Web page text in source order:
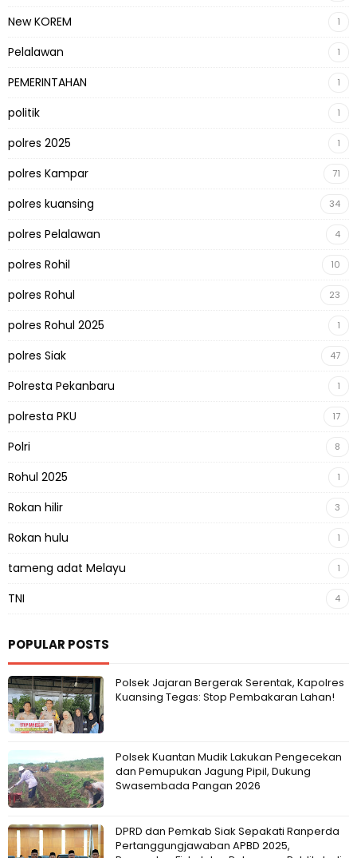
New KOREM 1
Pelalawan 1
PEMERINTAHAN 1
politik 1
polres 2025 1
polres Kampar 71
polres kuansing 34
polres Pelalawan 4
polres Rohil 10
polres Rohul 23
polres Rohul 2025 1
polres Siak 47
Polresta Pekanbaru 1
polresta PKU 17
Polri 8
Rohul 2025 1
Rokan hilir 3
Rokan hulu 1
tameng adat Melayu 1
TNI 4
POPULAR POSTS
Polsek Jajaran Bergerak Serentak, Kapolres
Kuansing Tegas: Stop Pembakaran Lahan!
Polsek Kuantan Mudik Lakukan Pengecekan
dan Pemupukan Jagung Pipil, Dukung
Swasembada Pangan 2026
DPRD dan Pemkab Siak Sepakati Ranperda
Pertanggungjawaban APBD 2025,